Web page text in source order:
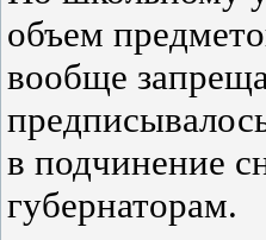
объем
вообще
в подчинение
губернаторам.